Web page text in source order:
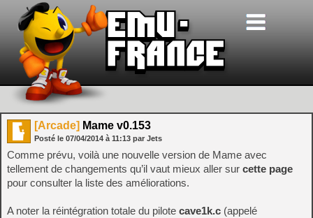
[Arcade] Mame v0.153
Posté le 07/04/2014 à 11:13 par Jets
Comme prévu, voilà une nouvelle version de Mame avec
tellement de changements qu’il vaut mieux aller sur cette page
pour consulter la liste des améliorations.
A noter la réintégration totale du pilote cave1k.c (appelé